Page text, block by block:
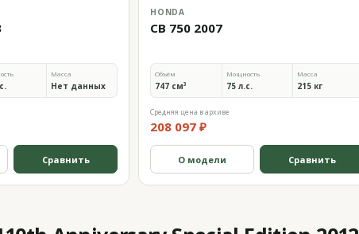
Масса
Нет данных
Сравнить
HONDA
CB 750 2007
Объём
747 см³
Мощность
75 л.с.
Масса
215 кг
Средняя цена в архиве
208 097 ₽
О модели Сравнить